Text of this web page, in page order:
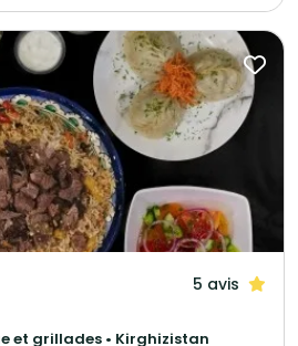
5 avis
et grillades • Kirghizistan